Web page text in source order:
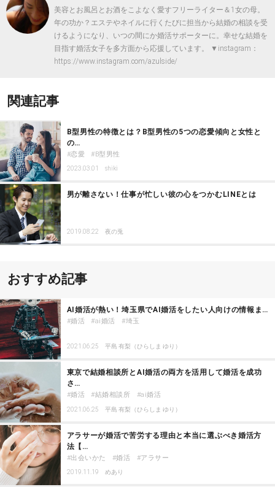
美容とお風呂とお酒をこよなく愛すフリーライター＆1女の母。
年の功か？エステやネイルに行くたびに担当から結婚の相談を受
けるようになり、いつの間にか婚活サポーターに。幸せな結婚を
目指す婚活女子を多方面から応援しています。 ▼instagram：
https://www.instagram.com/azulside/
関連記事
B型男性の特徴とは？B型男性の5つの恋愛傾向と女性と
の…
恋愛 B型男性
2023.03.01 shiki
男が離さない！仕事が忙しい彼の心をつかむLINEとは
2019.08.22 夜の兎
おすすめ記事
AI婚活が熱い！埼玉県でAI婚活をしたい人向けの情報ま…
婚活 ai婚活 埼玉
2021.06.25 平島 有梨（ひらしま ゆり）
東京で結婚相談所とAI婚活の両方を活用して婚活を成功
さ…
婚活 結婚相談所 ai婚活
2021.06.25 平島 有梨（ひらしま ゆり）
アラサーが婚活で苦労する理由と本当に選ぶべき婚活方
法【…
出会いかた 婚活 アラサー
2019.11.19 めあり